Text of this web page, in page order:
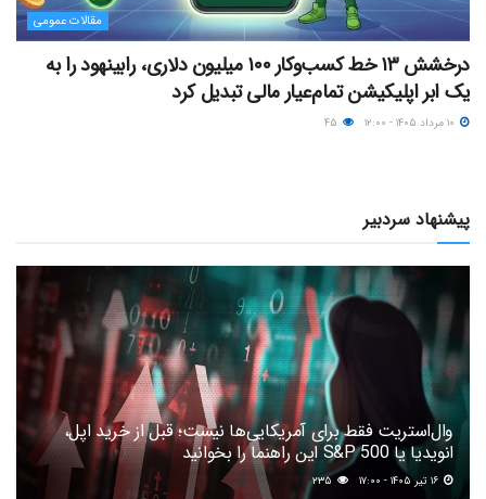
مقالات عمومی
درخشش ۱۳ خط کسب‌وکار ۱۰۰ میلیون دلاری، رابینهود را به
یک ابر اپلیکیشن تمام‌عیار مالی تبدیل کرد
پیشنهاد سردبیر
وال‌استریت فقط برای آمریکایی‌ها نیست؛ قبل از خرید اپل،
انویدیا یا S&P 500 این راهنما را بخوانید
۲۳۵